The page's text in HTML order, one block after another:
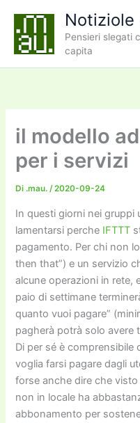
contenuto
Notiziole
Pensieri slegati
capita
il modello
per i servizi
Di .mau./2020-09-24
In questi giorni nei gruppi
lamentarsi perche IFTTT
pagamento. Per chi non
then that”) e un servizio
alcune operazioni in rete,
paio di settimane
quanto vuoi pagare”
pagherà potrà solo avere
Di per sé è comprensibile
voglia farsi pagare dagli
forse anche dire che
non in locale ha
abbonamento per